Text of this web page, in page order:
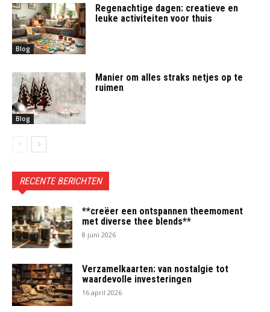
Blog
Regenachtige dagen: creatieve en
leuke activiteiten voor thuis
Blog
Manier om alles straks netjes op te
ruimen
RECENTE BERICHTEN
**creëer een ontspannen theemoment
met diverse thee blends**
8 juni 2026
Verzamelkaarten: van nostalgie tot
waardevolle investeringen
16 april 2026